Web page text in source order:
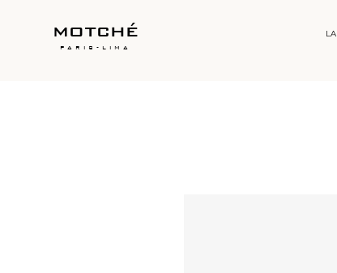
motché
paris-lima